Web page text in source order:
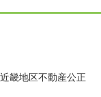
畿地区不動産公正